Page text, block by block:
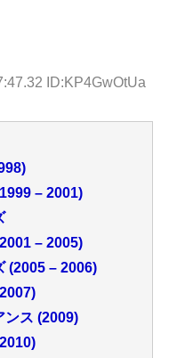
ID:KP4GwOtUa
– 2001)
– 2005)
(2005 – 2006)
ンス (2009)